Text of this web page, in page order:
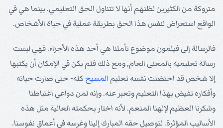
متروكة من الكثيرين لظنهم أنها لا تتناول الحق التعليمي. بينما هي في
الواقع استعراض لنفس هذا الحق بطريقة عملية في حياة الأشخاص.
فالرسالة إلى فيلمون موضوع تأملنا هي أحد هذه الأجزاء. فهي ليست
رسالة تعليمية بالمعنى العام, ومع ذلك فلم يكن في الإمكان أن يكتبها
إلا شخص قد احتضنت نفسه تعليم المسيح كله- حتى صارت حياته
وأفكاره تفيض بهذا التعليم وتعبر عنه. وإنه لمن دواعي اغتباطنا
وشكرنا العظيم لإلهنا المنعم. لأنه اختار بحكمته العالية مثل هذه
الأساليب المؤثرة. لتوصيل حقه المبارك إلينا وغرسه في أعماق نفوسنا.